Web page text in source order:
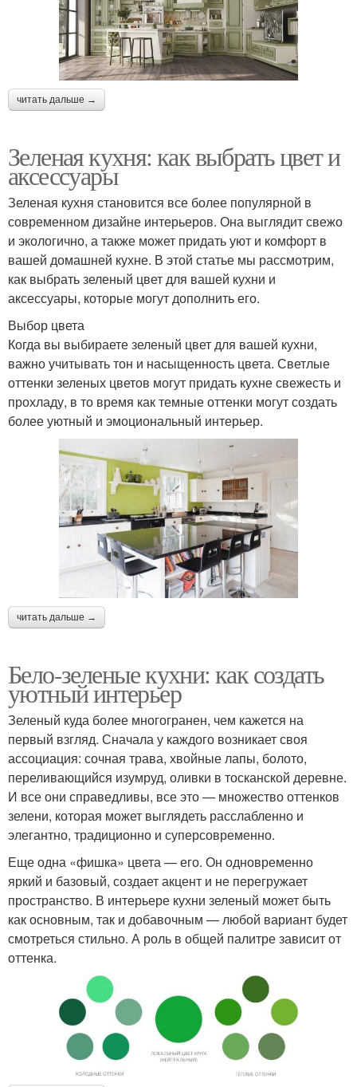
читать дальше →
Зеленая кухня: как выбрать цвет и
аксессуары
Зеленая кухня становится все более популярной в
современном дизайне интерьеров. Она выглядит свежо
и экологично, а также может придать уют и комфорт в
вашей домашней кухне. В этой статье мы рассмотрим,
как выбрать зеленый цвет для вашей кухни и
аксессуары, которые могут дополнить его.
Выбор цвета
Когда вы выбираете зеленый цвет для вашей кухни,
важно учитывать тон и насыщенность цвета. Светлые
оттенки зеленых цветов могут придать кухне свежесть и
прохладу, в то время как темные оттенки могут создать
более уютный и эмоциональный интерьер.
читать дальше →
Бело-зеленые кухни: как создать
уютный интерьер
Зеленый куда более многогранен, чем кажется на
первый взгляд. Сначала у каждого возникает своя
ассоциация: сочная трава, хвойные лапы, болото,
переливающийся изумруд, оливки в тосканской деревне.
И все они справедливы, все это — множество оттенков
зелени, которая может выглядеть расслабленно и
элегантно, традиционно и суперсовременно.
Еще одна «фишка» цвета — его. Он одновременно
яркий и базовый, создает акцент и не перегружает
пространство. В интерьере кухни зеленый может быть
как основным, так и добавочным — любой вариант будет
смотреться стильно. А роль в общей палитре зависит от
оттенка.